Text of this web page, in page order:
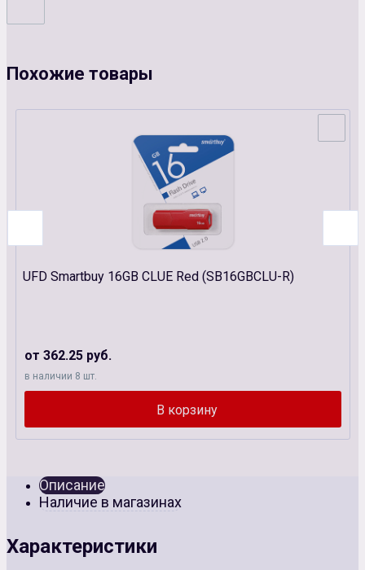
Похожие товары
UFD Smartbuy 16GB CLUE Red (SB16GBCLU-R)
от 362.25 руб.
в наличии 8 шт.
Описание
Наличие в магазинах
Характеристики